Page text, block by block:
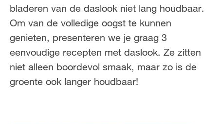
bladeren van de daslook niet lang houdbaar.
Om van de volledige oogst te kunnen
genieten, presenteren we je graag 3
eenvoudige recepten met daslook. Ze zitten
niet alleen boordevol smaak, maar zo is de
groente ook langer houdbaar!